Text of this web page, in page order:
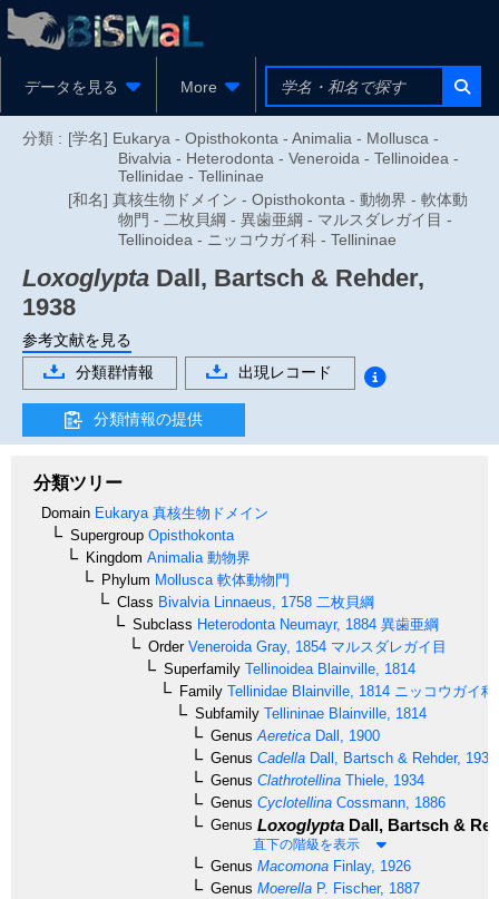
データを見る More
分類 : [学名] Eukarya - Opisthokonta - Animalia - Mollusca -
Bivalvia - Heterodonta - Veneroida - Tellinoidea -
Tellinidae - Tellininae
[和名] 真核生物ドメイン - Opisthokonta - 動物界 - 軟体動
物門 - 二枚貝綱 - 異歯亜綱 - マルスダレガイ目 -
Tellinoidea - ニッコウガイ科 - Tellininae
Loxoglypta Dall, Bartsch & Rehder,
1938
参考文献を見る
分類群情報
出現レコード
分類情報の提供
分類ツリー
Domain Eukarya 真核生物ドメイン
Supergroup Opisthokonta
Kingdom Animalia 動物界
Phylum Mollusca 軟体動物門
Class Bivalvia Linnaeus, 1758 二枚貝綱
Subclass Heterodonta Neumayr, 1884 異歯亜綱
OrderVeneroida Gray, 1854 マルスダレガイ目
Superfamily Tellinoidea Blainville, 1814
Family Tellinidae Blainville, 1814 ニッコウガイ科
Subfamily Tellininae Blainville, 1814
Genus Aeretica Dall, 1900
Genus Cadella Dall, Bartsch & Rehder, 1938
Genus Clathrotellina Thiele, 1934
Genus Cyclotellina Cossmann, 1886
Genus Loxoglypta Dall, Bartsch &
直下の階級を表示
Genus Macomona Finlay, 1926
Genus Moerella P. Fischer, 1887